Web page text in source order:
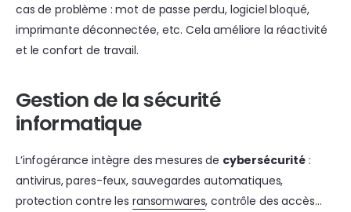
cas de problème : mot de passe perdu, logiciel bloqué,
imprimante déconnectée, etc. Cela améliore la réactivité
et le confort de travail.
Gestion de la sécurité
informatique
L’infogérance intègre des mesures de cybersécurité :
antivirus, pares-feux, sauvegardes automatiques,
protection contre les ransomwares, contrôle des accès…